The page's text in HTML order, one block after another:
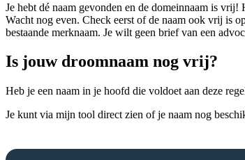
Je hebt dé naam gevonden en de domeinnaam is vrij!
Wacht nog even. Check eerst of de naam ook vrij is
bestaande merknaam. Je wilt geen brief van een
Is jouw droomnaam nog vrij?
Heb je een naam in je hoofd die voldoet aan deze
Je kunt via mijn tool direct zien of je naam nog